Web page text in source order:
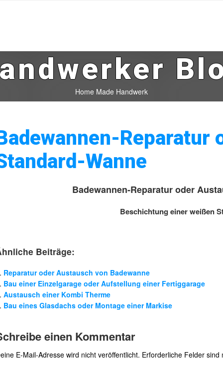
Home Made Handwerk
Reparatur
Wanne
Badewannen-Reparatur oder
Beschichtung einer weißen
Beiträge:
Reparatur oder Austausch von Badewanne
Bau einer Einzelgarage oder Aufstellung einer Fertiggarage
Austausch einer Kombi Therme
Bau eines Glasdachs oder Montage einer Markise
einen Kommentar
E-Mail-Adresse wird nicht veröffentlicht. Erforderliche Felder